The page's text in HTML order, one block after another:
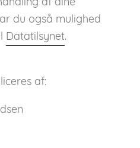
af dine
du også mulighed
Datatilsynet.
af: